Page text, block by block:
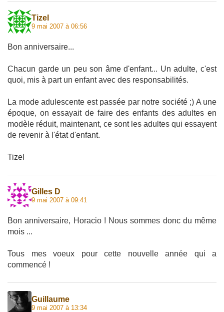
Tizel
9 mai 2007 à 06:56
Bon anniversaire...
Chacun garde un peu son âme d'enfant... Un adulte, c'est
quoi, mis à part un enfant avec des responsabilités.
La mode adulescente est passée par notre société ;) A une
époque, on essayait de faire des enfants des adultes en
modèle réduit, maintenant, ce sont les adultes qui essayent
de revenir à l'état d'enfant.
Tizel
Gilles D
9 mai 2007 à 09:41
Bon anniversaire, Horacio ! Nous sommes donc du même
mois ...
Tous mes voeux pour cette nouvelle année qui a
commencé !
Guillaume
9 mai 2007 à 13:34